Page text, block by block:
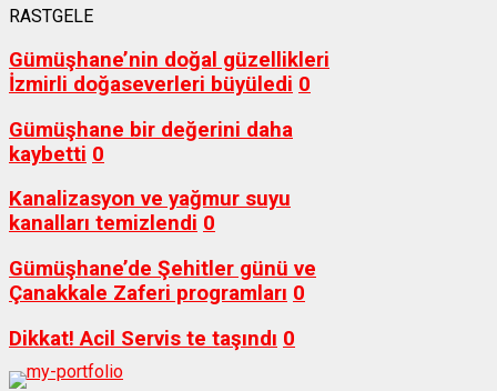
RASTGELE
Gümüşhane’nin doğal güzellikleri
İzmirli doğaseverleri büyüledi 0
Gümüşhane bir değerini daha
kaybetti 0
Kanalizasyon ve yağmur suyu
kanalları temizlendi 0
Gümüşhane’de Şehitler günü ve
Çanakkale Zaferi programları 0
Dikkat! Acil Servis te taşındı 0